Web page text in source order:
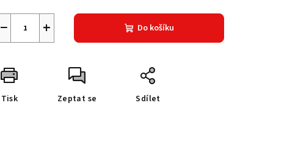
+
− Do košíku
Tisk Zeptat se Sdílet